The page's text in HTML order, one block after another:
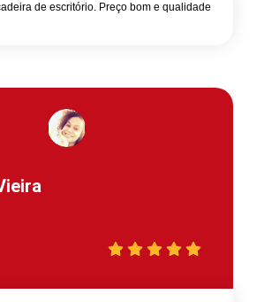
de escritório. Preço bom e qualidade